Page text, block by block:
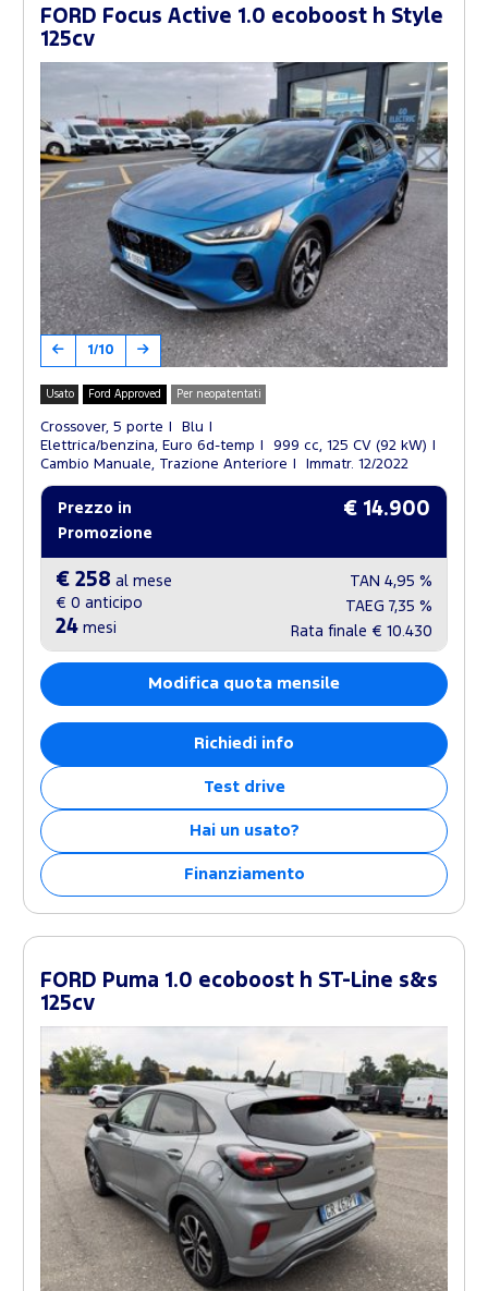
FORD Focus Active 1.0 ecoboost h Style
125cv
1/10
Usato Ford Approved Per neopatentati
Crossover, 5 porte
Blu
Elettrica/benzina, Euro 6d-temp
999 cc, 125 CV (92 kW)
Cambio Manuale, Trazione Anteriore
Immatr. 12/2022
Prezzo in
Promozione
€ 14.900
€ 258 al mese
€ 0 anticipo
24 mesi
TAN 4,95 %
TAEG 7,35 %
Rata finale € 10.430
Modifica quota mensile
Richiedi info
Test drive
Hai un usato?
Finanziamento
FORD Puma 1.0 ecoboost h ST-Line s&s
125cv